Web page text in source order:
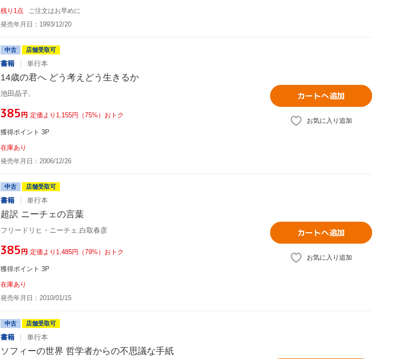
残り1点
ご注文はお早めに
発売年月日：1993/12/20
中古 店舗受取可
書籍 単行本
14歳の君へ どう考えどう生きるか
池田晶子,
¥385円 定価より1,155円（75%）おトク
獲得ポイント 3P
在庫あり
発売年月日：2006/12/26
カートへ追加
お気に入り追加
中古 店舗受取可
書籍 単行本
超訳 ニーチェの言葉
フリードリヒ・ニーチェ,白取春彦
¥385円 定価より1,485円（79%）おトク
獲得ポイント 3P
在庫あり
発売年月日：2010/01/15
カートへ追加
お気に入り追加
中古 店舗受取可
書籍 単行本
ソフィーの世界 哲学者からの不思議な手紙